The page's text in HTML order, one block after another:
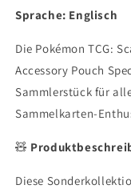
Scarlet
Violet
–
Prismatic
Evolutions
Accessory
Special
(EN)
–
Sprache: Englisch
Die Pokémon TCG:
Accessory Pouch
Sammlerstück für
Sammelkarten-
🧸
Diese